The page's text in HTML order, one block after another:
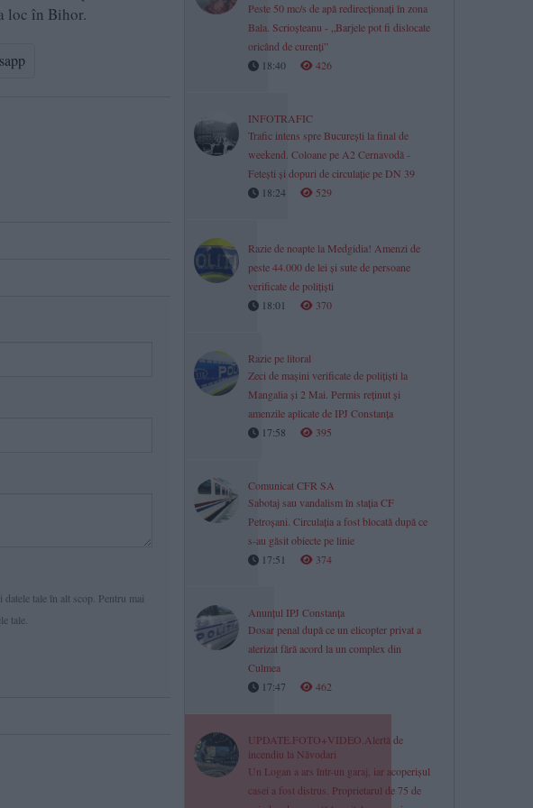
loc în Bihor.
tale în alt scop. Pentru mai
tale.
Peste 50 mc/s de apă redirecționați în zona
Bala. Scrioșteanu - „Barjele pot fi dislocate
oricând de curenți”
18:40
426
INFOTRAFIC
Trafic intens spre București la final de
weekend. Coloane pe A2 Cernavodă -
Fetești și dopuri de circulație pe DN 39
18:24
529
Razie de noapte la Medgidia! Amenzi de
peste 44.000 de lei și sute de persoane
verificate de polițiști
18:01
370
Razie pe litoral
Zeci de mașini verificate de polițiști la
Mangalia și 2 Mai. Permis reținut și
amenzile aplicate de IPJ Constanța
17:58
395
Comunicat CFR SA
Sabotaj sau vandalism în stația CF
Petroșani. Circulația a fost blocată după ce
s-au găsit obiecte pe linie
17:51
374
Anunțul IPJ Constanța
Dosar penal după ce un elicopter privat a
aterizat fără acord la un complex din
Culmea
17:47
462
UPDATE.FOTO+VIDEO.Alertă de
incendiu la Năvodari
Un Logan a ars într-un garaj, iar acoperișul
casei a fost distrus. Proprietarul de 75 de